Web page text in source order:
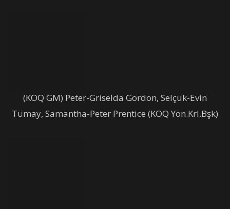
(KOQ GM) Peter-Griselda Gordon, Selçuk-Evin
Tümay, Samantha-Peter Prentice (KOQ Yön.Krl.Bşk)